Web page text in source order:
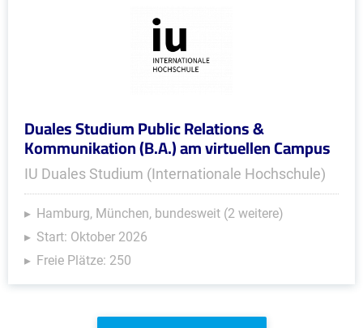
Duales Studium Public Relations &
Kommunikation (B.A.) am virtuellen Campus
IU Duales Studium (Internationale Hochschule)
Hamburg, München, bundesweit (2 weitere)
Start: Oktober 2026
Freie Plätze: 250